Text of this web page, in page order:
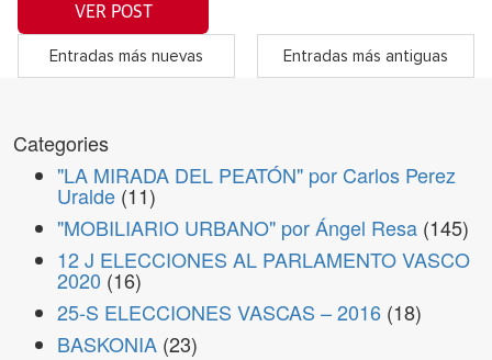
VER POST
Entradas más nuevas Entradas más antiguas
Categories
"LA MIRADA DEL PEATÓN" por Carlos Perez
Uralde (11)
"MOBILIARIO URBANO" por Ángel Resa (145)
12 J ELECCIONES AL PARLAMENTO VASCO
2020 (16)
25-S ELECCIONES VASCAS – 2016 (18)
BASKONIA (23)